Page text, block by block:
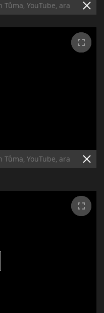
Tůma, YouTube, ara
Tůma, YouTube, ara